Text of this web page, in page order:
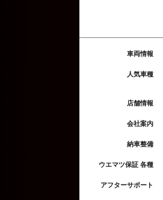
車両情報
人気車種
店舗情報
会社案内
納車整備
ウエマツ保証 各種
アフターサポート